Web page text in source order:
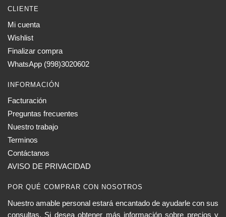
CLIENTE
Mi cuenta
Wishlist
Finalizar compra
WhatsApp (998)3020602
INFORMACIÓN
Facturación
Preguntas frecuentes
Nuestro trabajo
Terminos
Contáctanos
AVISO DE PRIVACIDAD
POR QUÉ COMPRAR CON NOSOTROS
Nuestro amable personal estará encantado de ayudarle con sus
consultas. Si desea obtener más información sobre precios y